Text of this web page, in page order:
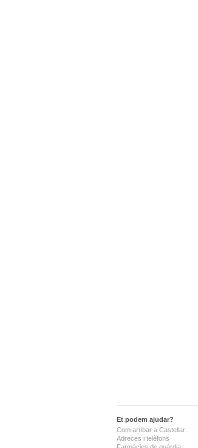
Et podem ajudar?
Com arribar a Castellar
Adreces i telèfons